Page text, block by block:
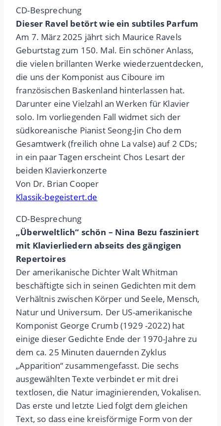
CD-Besprechung
Dieser Ravel betört wie ein subtiles Parfum
Am 7. März 2025 jährt sich Maurice Ravels
Geburtstag zum 150. Mal. Ein schöner Anlass,
die vielen brillanten Werke wiederzuentdecken,
die uns der Komponist aus Ciboure im
französischen Baskenland hinterlassen hat.
Darunter eine Vielzahl an Werken für Klavier
solo. Im vorliegenden Fall widmet sich der
südkoreanische Pianist Seong-Jin Cho dem
Gesamtwerk (freilich ohne La valse) auf 2 CDs;
in ein paar Tagen erscheint Chos Lesart der
beiden Klavierkonzerte
Von Dr. Brian Cooper
Klassik-begeistert.de
CD-Besprechung
„Überweltlich“ schön – Nina Bezu fasziniert
mit Klavierliedern abseits des gängigen
Repertoires
Der amerikanische Dichter Walt Whitman
beschäftigte sich in seinen Gedichten mit dem
Verhältnis zwischen Körper und Seele, Mensch,
Natur und Universum. Der US-amerikanische
Komponist George Crumb (1929 -2022) hat
einige dieser Gedichte Ende der 1970-Jahre zu
dem ca. 25 Minuten dauernden Zyklus
„Apparition“ zusammengefasst. Die sechs
ausgewählten Texte verbindet er mit drei
textlosen, die Natur imaginierenden, Vokalisen.
Das erste und letzte Lied folgt dem gleichen
Text, so dass eine kreisförmige Form von der